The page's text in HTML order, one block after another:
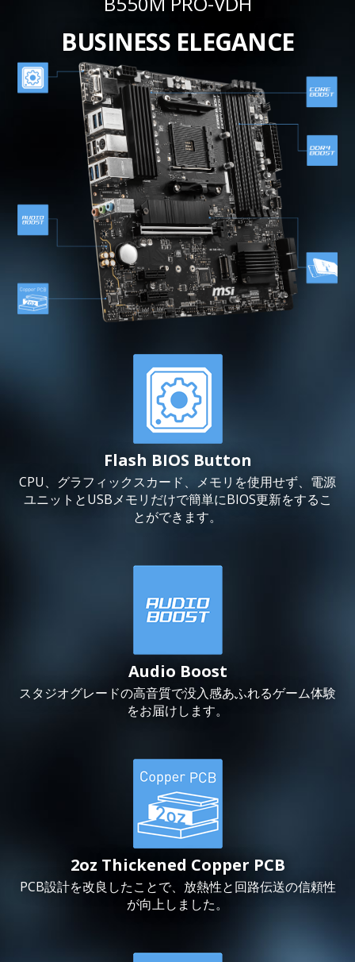
BUSINESS ELEGANCE
Flash BIOS Button
CPU、グラフィックスカード、メモリを使用せず、電源
ユニットとUSBメモリだけで簡単にBIOS更新をするこ
とができます。
Audio Boost
スタジオグレードの高音質で没入感あふれるゲーム体験
をお届けします。
2oz Thickened Copper PCB
PCB設計を改良したことで、放熱性と回路伝送の信頼性
が向上しました。